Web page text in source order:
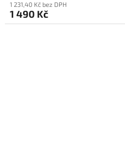
1 231,40 Kč bez DPH
1 490 Kč